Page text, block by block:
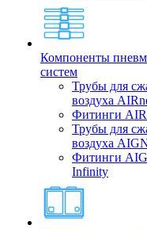
Компоненты
систем
Трубы для
воздуха
Фитинги
Трубы для
воздуха
Фитинги
Infinity